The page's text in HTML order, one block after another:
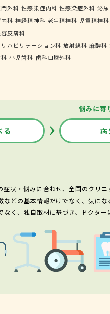
門外科 性感染症内科 性感染症外科 泌
科 神経精神科 老年精神科 児童精神科
容皮膚科
リハビリテーション科 放射線科 麻酔科
小児歯科 歯科口腔外科
悩みに寄
る 病
症状・悩みに合わせ、全国のクリ
どの基本情報だけでなく、気に
なく、独自取材に基づき、ドクタ